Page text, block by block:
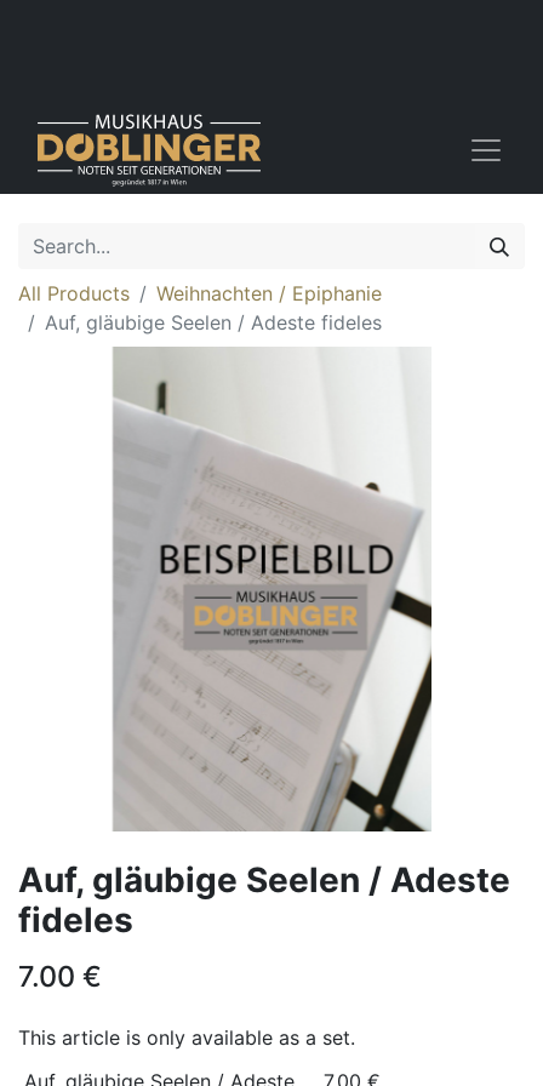
All Products
Weihnachten / Epiphanie
Auf, gläubige Seelen / Adeste fideles
Auf, gläubige Seelen / Adeste
fideles
7.00 €
This article is only available as a set.
Auf, gläubige Seelen / Adeste
7.00 €